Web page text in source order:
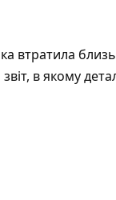
втратила
звіт, в якому